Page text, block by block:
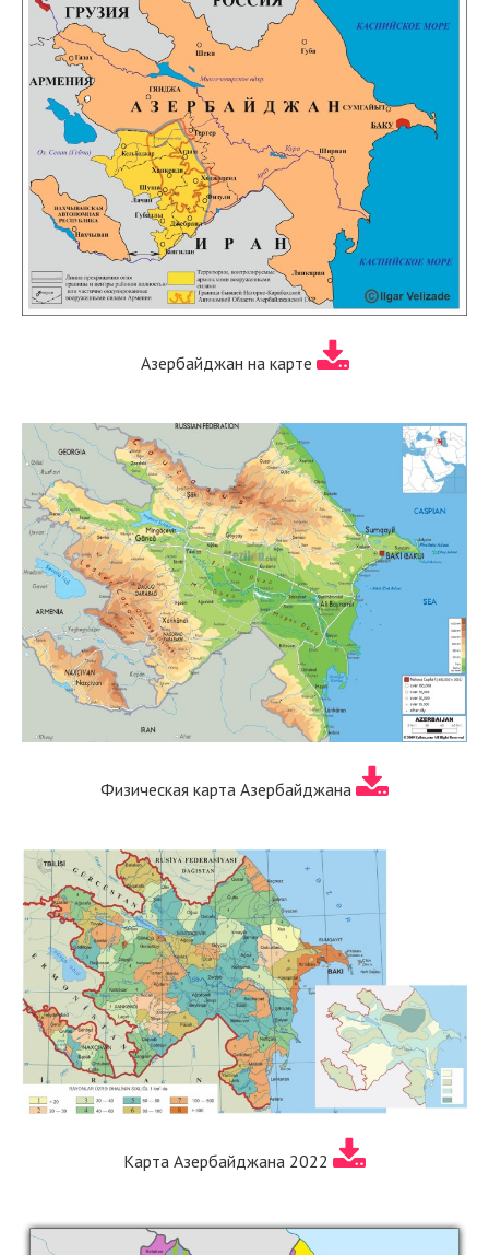
Азербайджан на карте
Физическая карта Азербайджана
Карта Азербайджана 2022